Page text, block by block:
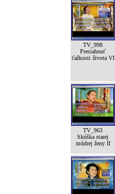
TV_998
Presiahnuť
ťažkosti života VI
TV_963
Skúška starej
múdrej ženy II